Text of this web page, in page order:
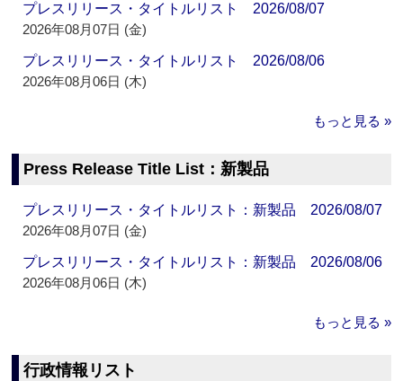
プレスリリース・タイトルリスト 2026/08/07
2026年08月07日 (金)
プレスリリース・タイトルリスト 2026/08/06
2026年08月06日 (木)
もっと見る »
Press Release Title List：新製品
プレスリリース・タイトルリスト：新製品 2026/08/07
2026年08月07日 (金)
プレスリリース・タイトルリスト：新製品 2026/08/06
2026年08月06日 (木)
もっと見る »
行政情報リスト